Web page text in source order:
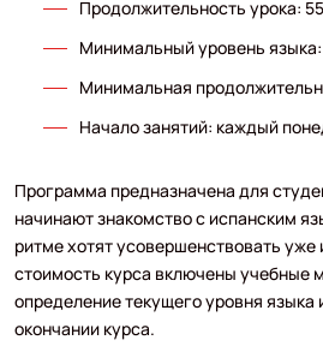
Продолжительность урока:
Минимальный уровень
Минимальная
Начало занятий: каждый
Программа предназначена для
начинают знакомство с испанским
ритме хотят усовершенствовать
стоимость курса включены учебные
определение текущего уровня языка
окончании курса.